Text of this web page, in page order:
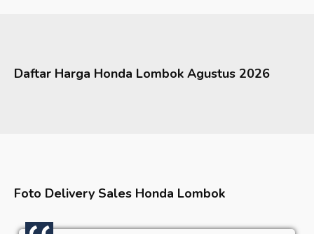
Daftar Harga Honda Lombok Agustus 2026
Foto Delivery Sales Honda Lombok